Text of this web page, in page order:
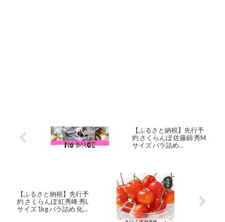
【ふるさと納税】先行予
約 さくらんぼ 佐藤錦 秀M
サイズ バラ詰め
離島への配送不可
【ふるさと納税】先行予
約 さくらんぼ 紅秀峰 秀L
サイズ 1kg バラ詰め 化粧